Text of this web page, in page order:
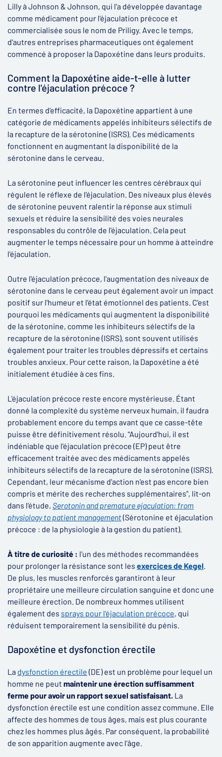
Lilly à Johnson & Johnson, qui l'a développée davantage
comme médicament pour l'éjaculation précoce et
commercialisée sous le nom de Priligy. Avec le temps,
d'autres entreprises pharmaceutiques ont également
commencé à proposer la Dapoxétine dans leurs produits.
Comment la Dapoxétine aide-t-elle à lutter
contre l'éjaculation précoce ?
En termes d'efficacité, la Dapoxétine appartient à une
catégorie de médicaments appelés inhibiteurs sélectifs de
la recapture de la sérotonine (ISRS). Ces médicaments
fonctionnent en augmentant la disponibilité de la
sérotonine dans le cerveau.
La sérotonine peut influencer les centres cérébraux qui
régulent le réflexe de l'éjaculation. Des niveaux plus élevés
de sérotonine peuvent ralentir la réponse aux stimuli
sexuels et réduire la sensibilité des voies neurales
responsables du contrôle de l'éjaculation. Cela peut
augmenter le temps nécessaire pour un homme à atteindre
l'éjaculation.
Outre l'éjaculation précoce, l'augmentation des niveaux de
sérotonine dans le cerveau peut également avoir un impact
positif sur l'humeur et l'état émotionnel des patients. C'est
pourquoi les médicaments qui augmentent la disponibilité
de la sérotonine, comme les inhibiteurs sélectifs de la
recapture de la sérotonine (ISRS), sont souvent utilisés
également pour traiter les troubles dépressifs et certains
troubles anxieux. Pour cette raison, la Dapoxétine a été
initialement étudiée à ces fins.
L'éjaculation précoce reste encore mystérieuse. Étant
donné la complexité du système nerveux humain, il faudra
probablement encore du temps avant que ce casse-tête
puisse être définitivement résolu. "Aujourd'hui, il est
indéniable que l'éjaculation précoce (EP) peut être
efficacement traitée avec des médicaments appelés
inhibiteurs sélectifs de la recapture de la sérotonine (ISRS).
Cependant, leur mécanisme d'action n'est pas encore bien
compris et mérite des recherches supplémentaires", lit-on
dans l'étude, Serotonin and premature ejaculation: from
physiology to patient management(Sérotonine et éjaculation
précoce : de la physiologie à la gestion du patient).
À titre de curiosité : l'un des méthodes recommandées
pour prolonger la résistance sont les exercices de Kegel.
De plus, les muscles renforcés garantiront à leur
propriétaire une meilleure circulation sanguine et donc une
meilleure érection. De nombreux hommes utilisent
également des sprays pour l'éjaculation précoce, qui
réduisent temporairement la sensibilité du pénis.
Dapoxétine et dysfonction érectile
La dysfonction érectile (DE) est un problème pour lequel un
homme ne peut maintenir une érection suffisamment
ferme pour avoir un rapport sexuel satisfaisant. La
dysfonction érectile est une condition assez commune. Elle
affecte des hommes de tous âges, mais est plus courante
chez les hommes plus âgés. Par conséquent, la probabilité
de son apparition augmente avec l'âge.